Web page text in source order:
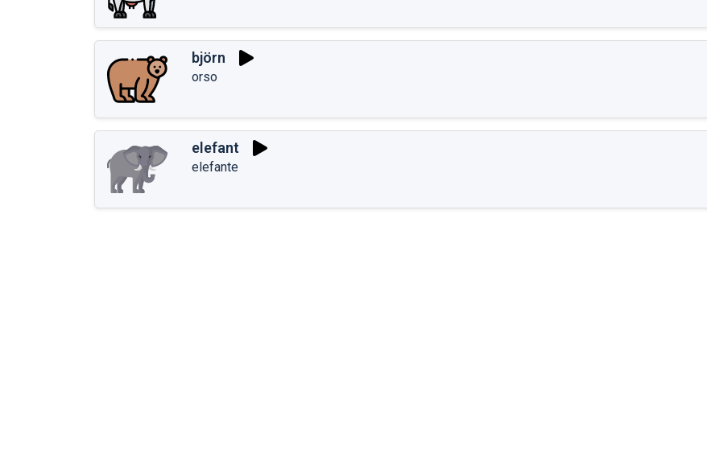
björn
orso
elefant
elefante